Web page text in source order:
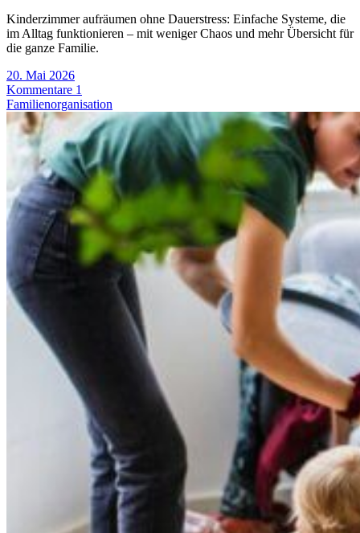
Kinderzimmer aufräumen ohne Dauerstress: Einfache Systeme, die
im Alltag funktionieren – mit weniger Chaos und mehr Übersicht für
die ganze Familie.
20. Mai 2026
Kommentare 1
Familienorganisation